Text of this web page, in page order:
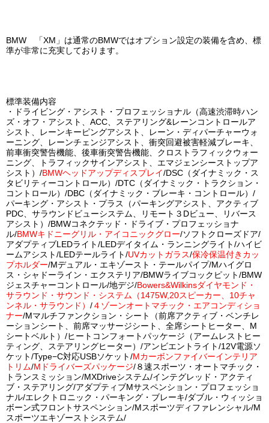
BMW 「XM」は通常のBMWではオプション設定の装備を含め、標
準が非常に充実しております。
標準装備内容
・ドライビング・アシスト・プロフェッショナル（高速渋滞時ハン
ズ・オフ・アシスト、ACC、ステアリング&レーンコントロールア
シスト、レーンキーピングアシスト、レーン・ディパーチャーウォ
ーニング、レーンチェンジアシスト、衝突回避被害軽減ブレーキ、
前車衝突警告機能、後車衝突警告機能、クロストラフィックウォー
ニング、トラフィックサインアシスト、エマジェンシーストップア
シスト）/BMWヘッドアップディスプレイ/DSC（ダイナミック・ス
タビリティーコントロール）/DTC（ダイナミック・トラクション・
コントロール）/DBC（ダイナミック・ブレーキ・コントロール）/
パーキング・アシスト・プラス（パーキングアシスト、アクティブ
PDC、サラウンドビューシステム、リモート３Dビュー、リバース
アシスト）/BMWコネクテッド・ドライブ・プロフェッショナ
ル/BMWキドニーグリル・アイコニックグロー/ソフトクローズドア/
アダプティブLEDライト/LEDデイタイム・ランニングライト/ハイビ
ームアシスト/LEDテールライト/UVカットガラス/保冷保温付きカッ
プホルダー/Mデュアル・エキゾースト・テールパイプ/Mハイグロ
ス・シャドーライン・エクステリア/BMWライブコックピット/BMW
ジェスチャーコントロール/地デジ/Bowers&Wilkinsダイヤモンド・
サラウンド・サウンド・システム（1475W,20スピーカー、10チャ
ンネル・サラウンド） /４ゾーンオートマチック・エアコンディショ
ナー/Mマルチファンクション・シート（前席アクティブ・ベンチレ
ーションシート、前席マッサージシート、全席シートヒーター、M
シートベルト）/ヒートコンフォートパッケージ（アームレストヒー
ティング、ステアリングヒーター）/アンビエントライト/12V電源ソ
ケット/Type−C対応USBソケット/Mカーボンファイバーインテリア
トリム/Mドライバーズパッケージ/８速スポーツ・オートマチック・
トランスミッション/MXDriveシステム/インテグレッド・アクティ
ブ・ステアリング/アダプティブMサスペンション・プロフェッショ
ナル/エレクトロニック・パーキング・ブレーキ/ダブル・ウィッショ
ボーン式フロントサスペンション/Mスポーツディファレンシャル/M
スポーツエキゾーストシステム/